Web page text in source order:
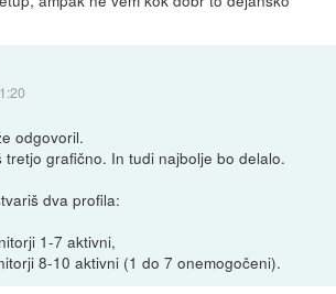
odgovoril.
tretjo grafično. In tudi najbolje bo delalo.
dva profila:
1-7 aktivni,
8-10 aktivni (1 do 7 onemogočeni).